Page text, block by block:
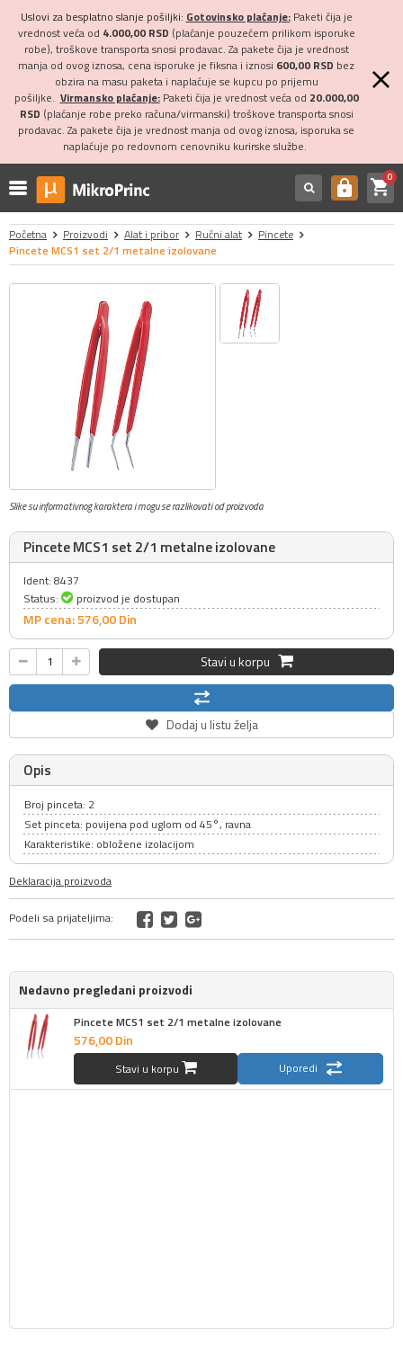
Uslovi za besplatno slanje pošiljki: Gotovinsko plaćanje:Paketi čija je
vrednost veća od 4.000,00 RSD (plaćanje pouzećem prilikom isporuke
robe), troškove transporta snosi prodavac. Za pakete čija je vrednost
manja od ovog iznosa, cena isporuke je fiksna i iznosi 600,00 RSD bez
obzira na masu paketa i naplaćuje se kupcu po prijemu
pošiljke. Virmansko plaćanje:Paketi čija je vrednost veća od 20.000,00
RSD (plaćanje robe preko računa/virmanski) troškove transporta snosi
prodavac. Za pakete čija je vrednost manja od ovog iznosa, isporuka se
naplaćuje po redovnom cenovniku kurirske službe.
https shopping_cart0
Početna Proizvodi Alat i pribor Ručni alat
Pincete
Pincete MCS1 set 2/1 metalne izolovane
Slike su informativnog karaktera i mogu se razlikovati od proizvoda
Pincete MCS1 set 2/1 metalne izolovane
Ident: 8437
Status:
proizvod je dostupan
MP cena: 576,00Din
Stavi u korpu
Dodaj u listu želja
Opis
Broj pinceta: 2
Set pinceta: povijena pod uglom od 45°, ravna
Karakteristike: obložene izolacijom
Deklaracija proizvoda
Podeli sa prijateljima:
Nedavno pregledani proizvodi
Pincete MCS1 set 2/1 metalne izolovane
576,00Din
Stavi u korpu Uporedi